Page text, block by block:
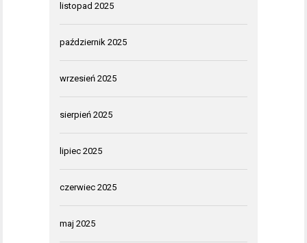
listopad 2025
październik 2025
wrzesień 2025
sierpień 2025
lipiec 2025
czerwiec 2025
maj 2025